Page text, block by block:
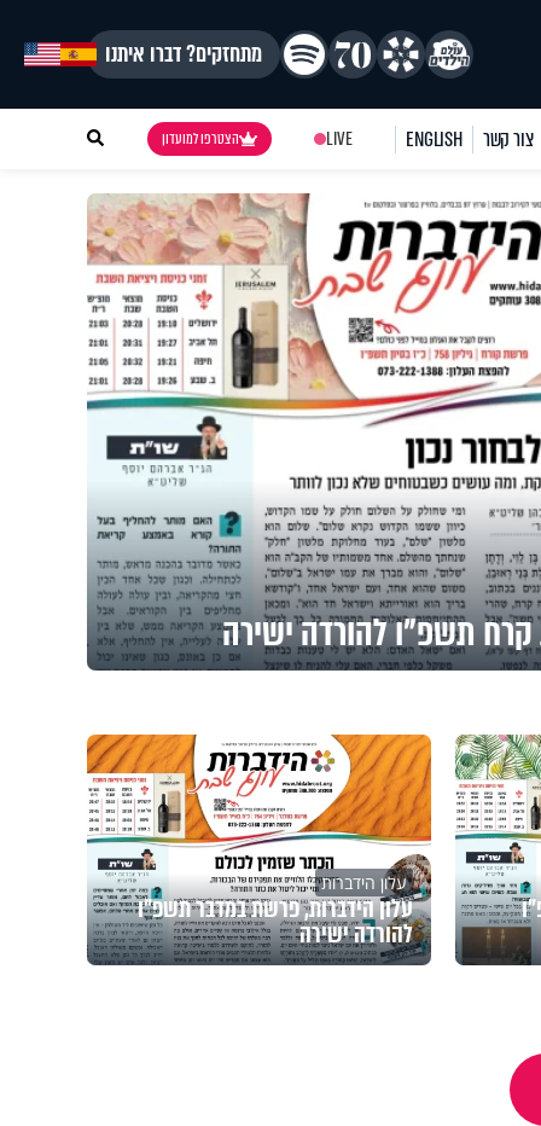
מתחזקים? דברו איתנו
צור קשר ENGLISH
LIVE הצטרפו למועדון
קרח תשפ"ו להורדה ישירה
עלון הידברות
עלון הידברות, פרשת במדבר תשפ"ו
להורדה ישירה